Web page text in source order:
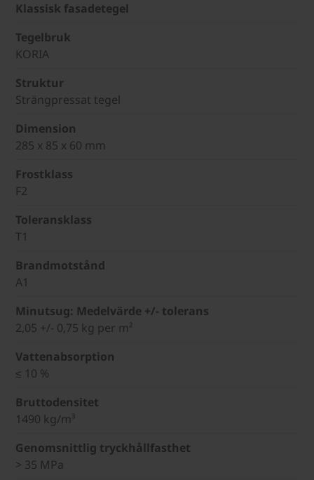
Klassisk fasadetegel
Tegelbruk
KORIA
Struktur
Strängpressat tegel
Dimension
285 x 85 x 60 mm
Frostklass
F2
Toleransklass
T1
Brandmotstånd
A1
Minutsug: Medelvärde +/- tolerans
2,05 +/- 0,75 kg per m²
Vattenabsorption
≤ 10 %
Bruttodensitet
1490 kg/m³
Genomsnittlig tryckhållfasthet
> 35 MPa